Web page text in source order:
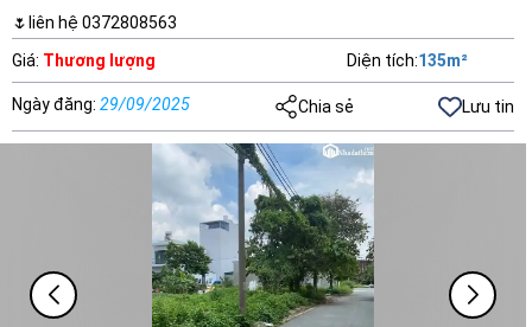
🌷liên hệ 0372808563
Giá: Thương lượng Diện tích:135m²
Ngày đăng: 29/09/2025 Chia sẻ Lưu tin